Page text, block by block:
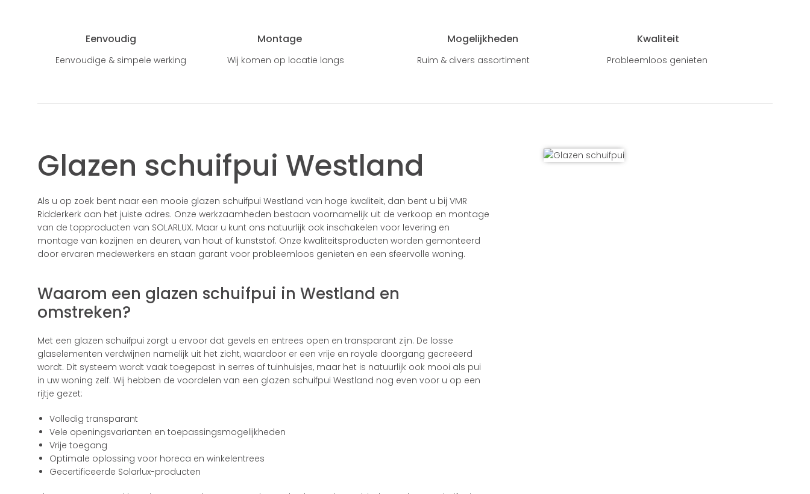
Eenvoudig
Eenvoudige & simpele werking
Montage
Wij komen op locatie langs
Mogelijkheden
Ruim & divers assortiment
Kwaliteit
Probleemloos genieten
Glazen schuifpui Westland
Als u op zoek bent naar een mooie glazen schuifpui Westland van hoge kwaliteit, dan bent u bij VMR
Ridderkerk aan het juiste adres. Onze werkzaamheden bestaan voornamelijk uit de verkoop en montage
van de topproducten van SOLARLUX. Maar u kunt ons natuurlijk ook inschakelen voor levering en
montage van kozijnen en deuren, van hout of kunststof. Onze kwaliteitsproducten worden gemonteerd
door ervaren medewerkers en staan garant voor probleemloos genieten en een sfeervolle woning.
Waarom een glazen schuifpui in Westland en
omstreken?
Met een glazen schuifpui zorgt u ervoor dat gevels en entrees open en transparant zijn. De losse
glaselementen verdwijnen namelijk uit het zicht, waardoor er een vrije en royale doorgang gecreëerd
wordt. Dit systeem wordt vaak toegepast in serres of tuinhuisjes, maar het is natuurlijk ook mooi als pui
in uw woning zelf. Wij hebben de voordelen van een glazen schuifpui Westland nog even voor u op een
rijtje gezet:
Volledig transparant
Vele openingsvarianten en toepassingsmogelijkheden
Vrije toegang
Optimale oplossing voor horeca en winkelentrees
Gecertificeerde Solarlux-producten